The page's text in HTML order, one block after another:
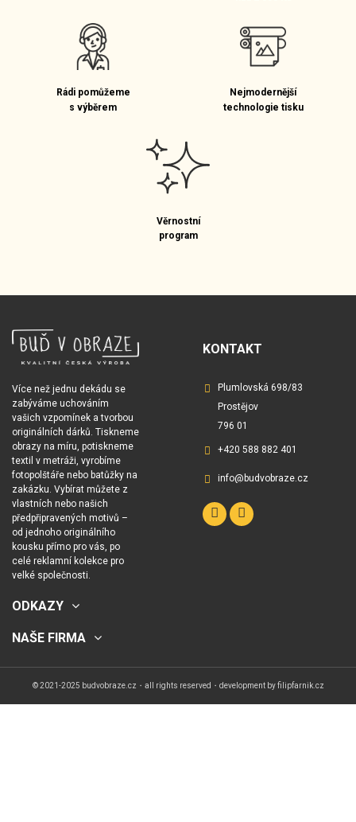
Rádi pomůžeme
s výběrem
Nejmodernější
technologie tisku
Věrnostní
program
Více než jednu dekádu se
zabýváme uchováním
vašich vzpomínek a tvorbou
originálních dárků. Tiskneme
obrazy na míru, potiskneme
textil v metráži, vyrobíme
fotopolštáře nebo batůžky na
zakázku. Vybírat můžete z
vlastních nebo našich
předpřipravených motivů –
od jednoho originálního
kousku přímo pro vás, po
celé reklamní kolekce pro
velké společnosti.
KONTAKT
Plumlovská 698/83
Prostějov
796 01
+420 588 882 401
info@budvobraze.cz
ODKAZY
NAŠE FIRMA
© 2021-2025 budvobraze.cz・all rights reserved・development byfilipfarnik.cz